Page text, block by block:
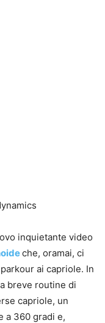
inquietante video
che, oramai, ci
ai capriole. In
breve routine di
capriole, un
a 360 gradi e,